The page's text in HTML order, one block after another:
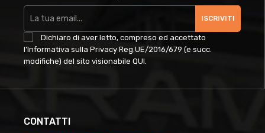
ISCRIVITI
Dichiaro di aver letto, compreso ed accettato
l'Informativa sulla Privacy Reg.UE/2016/679 (e succ.
modifiche) del sito visionabile QUI
CONTATTI